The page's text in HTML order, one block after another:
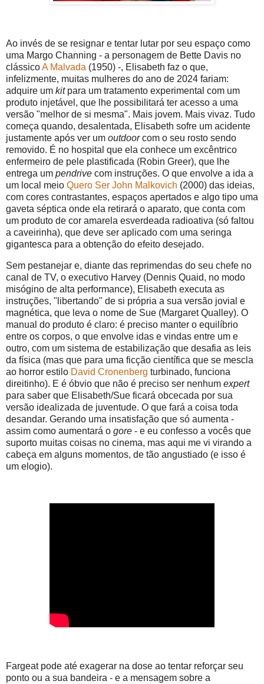
Ao invés de se resignar e tentar lutar por seu espaço como
uma Margo Channing - a personagem de Bette Davis no
clássicoA Malvada (1950) -, Elisabeth faz o que,
infelizmente, muitas mulheres do ano de 2024 fariam:
adquire um kitpara um tratamento experimental com um
produto injetável, que lhe possibilitará ter acesso a uma
versão "melhor de si mesma". Mais jovem. Mais vivaz. Tudo
começa quando, desalentada, Elisabeth sofre um acidente
justamente após ver um outdoorcom o seu rosto sendo
removido. É no hospital que ela conhece um excêntrico
enfermeiro de pele plastificada (Robin Greer), que lhe
entrega um pendrive com instruções. O que envolve a ida a
um local meio Quero Ser John Malkovich (2000) das ideias,
com cores contrastantes, espaços apertados e algo tipo uma
gaveta séptica onde ela retirará o aparato, que conta com
um produto de cor amarela esverdeada radioativa (só faltou
a caveirinha), que deve ser aplicado com uma seringa
gigantesca para a obtenção do efeito desejado.
Sem pestanejar e, diante das reprimendas do seu chefe no
canal de TV, o executivo Harvey (Dennis Quaid, no modo
misógino de alta performance), Elisabeth executa as
instruções, "libertando" de si própria a sua versão jovial e
magnética, que leva o nome de Sue (Margaret Qualley). O
manual do produto é claro: é preciso manter o equilíbrio
entre os corpos, o que envolve idas e vindas entre um e
outro, com um sistema de estabilização que desafia as leis
da física (mas que para uma ficção científica que se mescla
ao horror estilo David Cronenberg turbinado, funciona
direitinho). E é óbvio que não é preciso ser nenhum expert
para saber que Elisabeth/Sue ficará obcecada por sua
versão idealizada de juventude. O que fará a coisa toda
desandar. Gerando uma insatisfação que só aumenta -
assim como aumentará o gore - e eu confesso a vocês que
suporto muitas coisas no cinema, mas aqui me vi virando a
cabeça em alguns momentos, de tão angustiado (e isso é
um elogio).
Fargeat pode até exagerar na dose ao tentar reforçar seu
ponto ou a sua bandeira - e a mensagem sobre a